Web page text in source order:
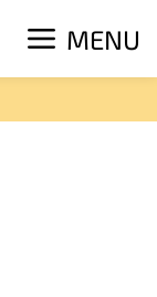
MENU